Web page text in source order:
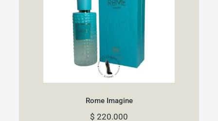
Rome Imagine
Rome Imagine
$ 220.000